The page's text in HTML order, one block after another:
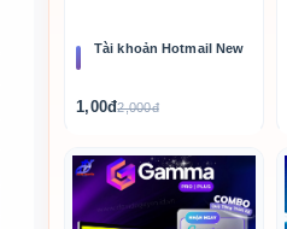
Tài khoản Hotmail New
1,00đ2,000đ